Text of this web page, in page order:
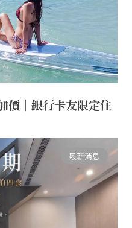
價｜銀行卡友限定住
最新消息